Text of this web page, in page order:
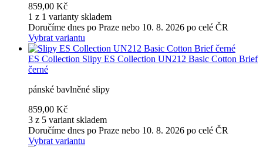
859,00 Kč
1 z 1 varianty skladem
Doručíme dnes po Praze nebo 10. 8. 2026 po celé ČR
Vybrat variantu
ES Collection Slipy ES Collection UN212 Basic Cotton Brief
černé
pánské bavlněné slipy
859,00 Kč
3 z 5 variant skladem
Doručíme dnes po Praze nebo 10. 8. 2026 po celé ČR
Vybrat variantu